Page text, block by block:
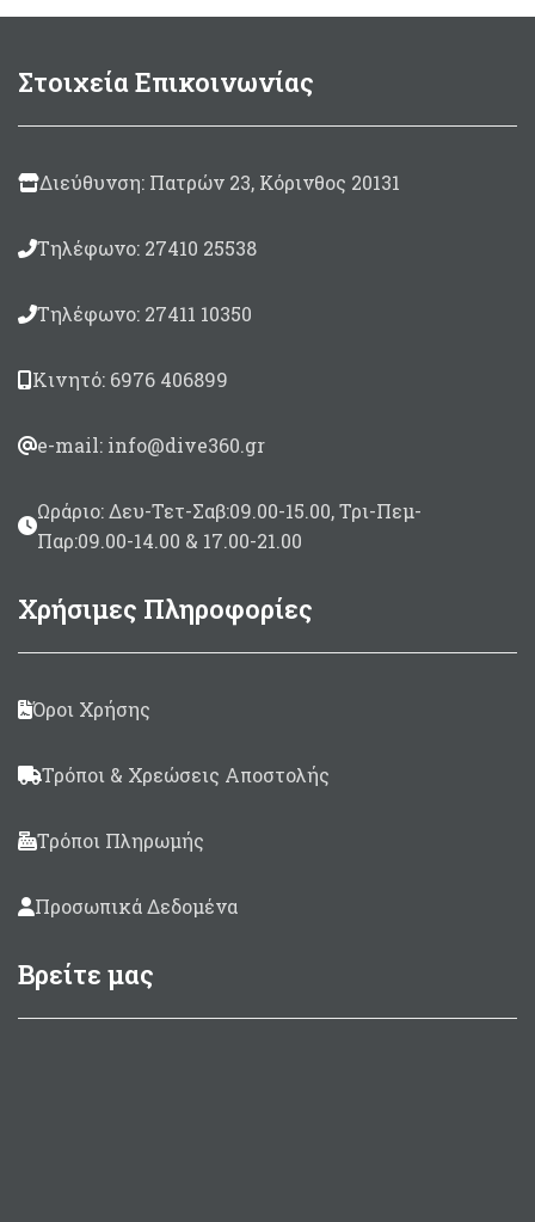
Στοιχεία Επικοινωνίας
Διεύθυνση: Πατρών 23, Κόρινθος 20131
Τηλέφωνο: 27410 25538
Τηλέφωνο: 27411 10350
Κινητό: 6976 406899
e-mail: info@dive360.gr
Ωράριο: Δευ-Τετ-Σαβ:09.00-15.00, Τρι-Πεμ-
Παρ:09.00-14.00 & 17.00-21.00
Χρήσιμες Πληροφορίες
Όροι Χρήσης
Τρόποι & Χρεώσεις Αποστολής
Τρόποι Πληρωμής
Προσωπικά Δεδομένα
Βρείτε μας